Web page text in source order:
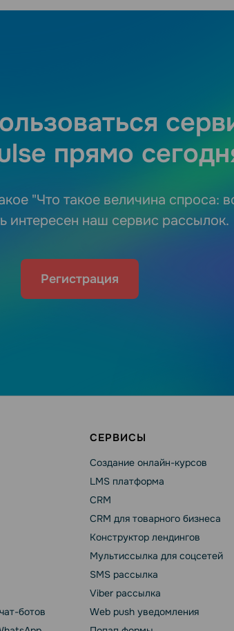
прямо
"Что такое величина спроса:
интересен наш сервис рассылок.
Регистрация
ботов
СЕРВИСЫ
Создание онлайн-курсов
LMS платформа
CRM
CRM для товарного бизнеса
Конструктор лендингов
Мультиссылка для соцсетей
SMS рассылка
Viber рассылка
Web push уведомления